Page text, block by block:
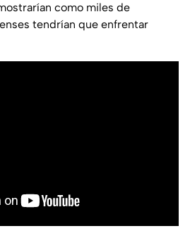
como miles de
tendrían que enfrentar